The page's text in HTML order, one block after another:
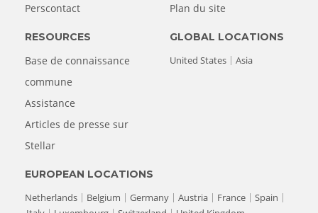
Perscontact
Plan du site
RESOURCES
Base de connaissance
commune
Assistance
Articles de presse sur
Stellar
EUROPEAN LOCATIONS
Netherlands
Belgium Germany Austria France
Spain
GLOBAL LOCATIONS
United States
Asia